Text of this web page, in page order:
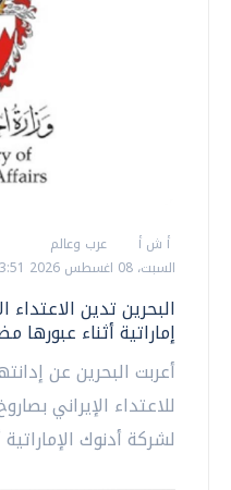
أ ش أ
عرب وعالم
السبت، 08 اغسطس 2026 03:51 م
البحرين تدين الاعتداء
إماراتية أثناء
أعربت البحرين عن
للاعتداء الإيراني
لشركة أدنوك